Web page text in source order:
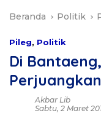
Beranda Politik
Pileg, Politik
Di
Akbar Lib
Sabtu, 2 Maret